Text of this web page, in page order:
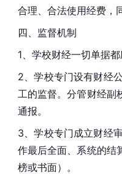
合理、合法使用经费，
四、监督机制
1、学校财经一切单据
2、学校专门设有财经
工的监督。分管财经副
通报。
3、学校专门成立财经
作最后全面、系统的结
榜或书面）。